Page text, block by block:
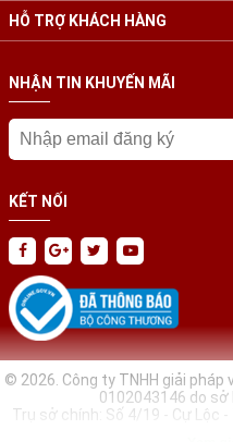
HỖ TRỢ KHÁCH HÀNG
NHẬN TIN KHUYẾN MÃI
KẾT NỐI
© 2026. Công ty TNHH giải pháp
0102043146 do sở
Trụ sở chính: Số 4/19 - Cự Lộc